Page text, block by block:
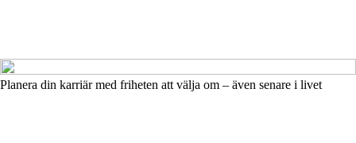
Planera din karriär med friheten att välja om – även senare i livet